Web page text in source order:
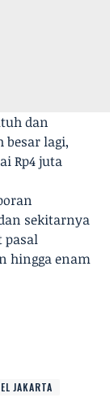
dan
lagi,
Rp4 juta
sekitarnya
pasal
hingga enam
JAKARTA